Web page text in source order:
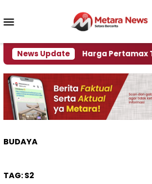
konten
News Update
Air Harga Pertamax Turun
BUDAYA
TAG:S2